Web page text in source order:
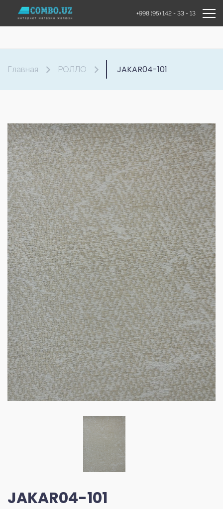
+998 (95) 142 - 33 - 13
Главная РОЛЛО JAKAR04-101
JAKAR04-101